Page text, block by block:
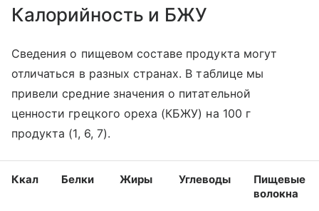
Калорийность и БЖУ
Сведения о пищевом составе продукта могут
отличаться в разных странах. В таблице мы
привели средние значения о питательной
ценности грецкого ореха (КБЖУ) на 100 г
продукта (1, 6, 7).
Ккал Белки Жиры Углеводы
Пищевые
волокна